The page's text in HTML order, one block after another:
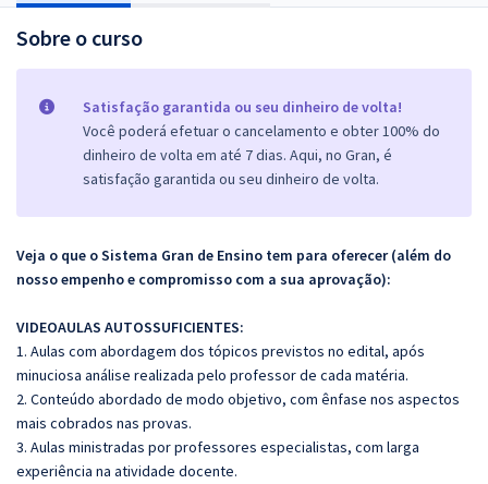
Sobre o curso
Satisfação garantida ou seu dinheiro de volta!
Você poderá efetuar o cancelamento e obter 100% do
dinheiro de volta em até 7 dias. Aqui, no Gran, é
satisfação garantida ou seu dinheiro de volta.
Veja o que o Sistema Gran de Ensino tem para oferecer (além do
nosso empenho e compromisso com a sua aprovação):
VIDEOAULAS AUTOSSUFICIENTES:
1. Aulas com abordagem dos tópicos previstos no edital, após
minuciosa análise realizada pelo professor de cada matéria.
2. Conteúdo abordado de modo objetivo, com ênfase nos aspectos
mais cobrados nas provas.
3. Aulas ministradas por professores especialistas, com larga
experiência na atividade docente.